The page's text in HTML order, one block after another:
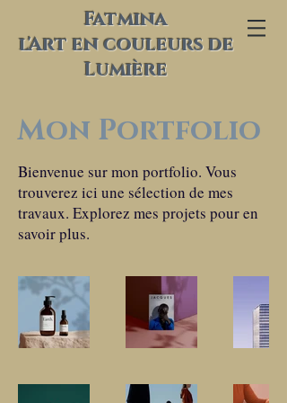
Fatmina
l'Art en couleurs de
Lumière
Mon Portfolio
Bienvenue sur mon portfolio. Vous
trouverez ici une sélection de mes
travaux. Explorez mes projets pour en
savoir plus.